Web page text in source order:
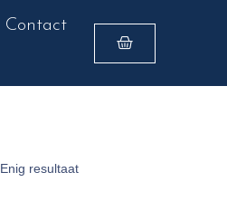
Contact
Enig resultaat